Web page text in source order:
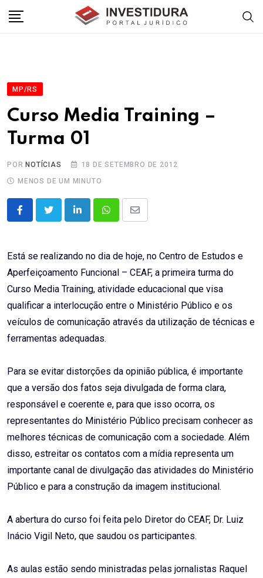
MP/RS
Curso Media Training –
Turma 01
POR NOTÍCIAS
18 DE SETEMBRO DE 2012
MENOS DE UM MINUTO
LinkedInWhatsappShare
Email
Está se realizando no dia de hoje, no Centro de Estudos e
Aperfeiçoamento Funcional – CEAF, a primeira turma do
Curso Media Training, atividade educacional que visa
qualificar a interlocução entre o Ministério Público e os
veículos de comunicação através da utilização de técnicas e
ferramentas adequadas.
Para se evitar distorções da opinião pública, é importante
que a versão dos fatos seja divulgada de forma clara,
responsável e coerente e, para que isso ocorra, os
representantes do Ministério Público precisam conhecer as
melhores técnicas de comunicação com a sociedade. Além
disso, estreitar os contatos com a mídia representa um
importante canal de divulgação das atividades do Ministério
Público e para a construção da imagem institucional.
A abertura do curso foi feita pelo Diretor do CEAF, Dr. Luiz
Inácio Vigil Neto, que saudou os participantes.
As aulas estão sendo ministradas pelas jornalistas Raquel